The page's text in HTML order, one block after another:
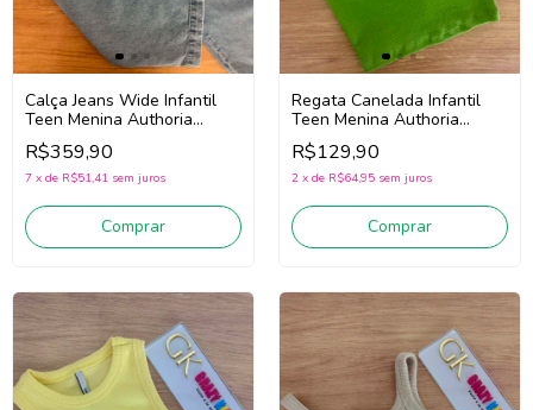
Calça Jeans Wide Infantil
Teen Menina Authoria
R5995 (Azul)
R$359,90
7 x de R$51,41 sem juros
Comprar
Regata Canelada Infantil
Teen Menina Authoria
R5955 (Verde)
R$129,90
2 x de R$64,95 sem juros
Comprar